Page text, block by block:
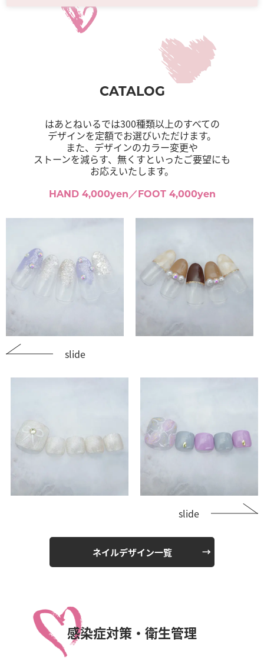
CATALOG
はあとねいるでは300種類以上のすべての
デザインを定額でお選びいただけます。
また、デザインのカラー変更や
ストーンを減らす、無くすといったご要望にも
お応えいたします。
HAND 4,000yen／FOOT 4,000yen
slide
slide
ネイルデザイン一覧
感染症対策・衛生管理